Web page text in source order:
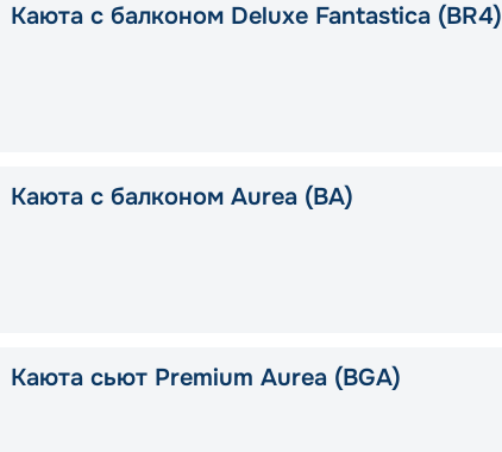
Каюта с балконом Deluxe Fantastica (BR4)
Каюта с балконом Aurea (BA)
Каюта сьют Premium Aurea (BGA)